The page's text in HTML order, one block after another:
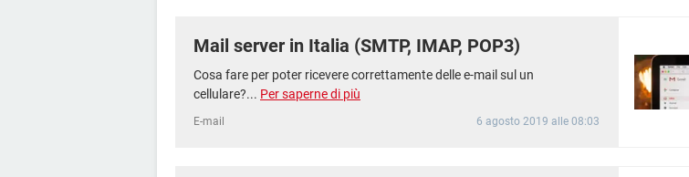
Mail server in Italia (SMTP, IMAP, POP3)
Cosa fare per poter ricevere correttamente delle e-mail sul un
cellulare?... Per saperne di più
E-mail 6 agosto 2019 alle 08:03